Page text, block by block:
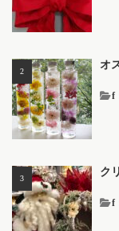
オ
f
ク
f